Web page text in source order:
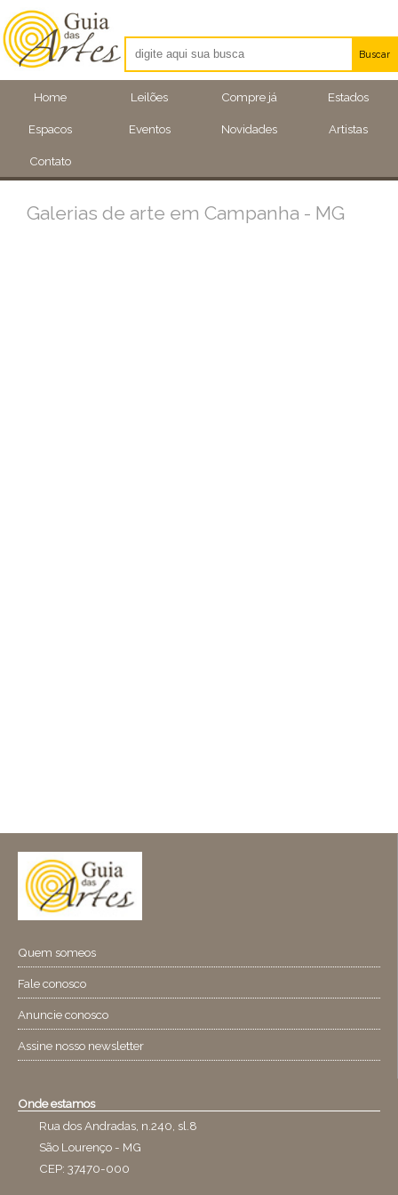
Home Leilões Compre já Estados
Espacos Eventos Novidades Artistas
Contato
Buscar
Artistas
Eventos
Galerias de arte em Campanha - MG
Quem someos
Fale conosco
Anuncie conosco
Assine nosso newsletter
Onde estamos
Rua dos Andradas, n.240, sl.8
São Lourenço - MG
CEP: 37470-000